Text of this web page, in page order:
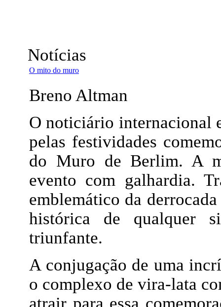
Notícias
O mito do muro
Breno Altman
O noticiário internacional
pelas festividades
do Muro de Berlim. A
evento com galhardia.
emblemático da
histórica de qualquer
triunfante.
A conjugação de uma
o complexo de vira-lata
atrair para essa